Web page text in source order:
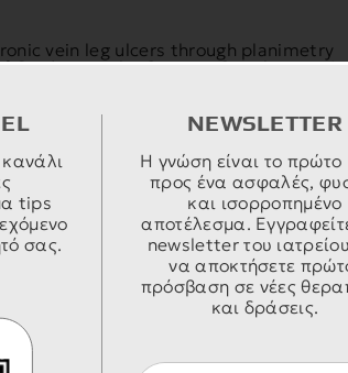
tips
σας.
NEWSLETTER
Η γνώση είναι το
προς ένα ασφαλές,
και ισορροπημένο
αποτέλεσμα.
newsletter του
να αποκτήσετε
πρόσβαση σε νέες
και δράσεις.
vein leg ulcers through planimetry
Surgery, Supplement 1
C, Savakis C, Bourtzis K
as a means for insect
OF THE UNITED STATES OF
M, Loukas M, Zouros E (2003)
fruit fly Bactroceraoleae.
University of Crete, in November